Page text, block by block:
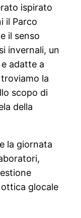
ispirato
il Parco
il senso
invernali, un
adatte a
la
scopo di
della
la giornata
glocale